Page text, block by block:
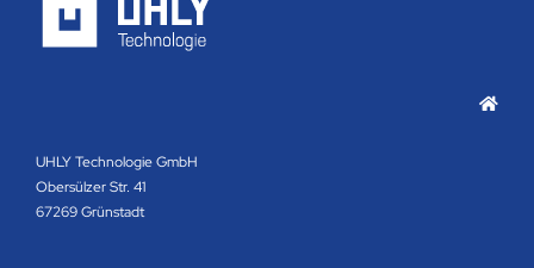
UHLY Technologie GmbH
Obersülzer Str. 41
67269 Grünstadt